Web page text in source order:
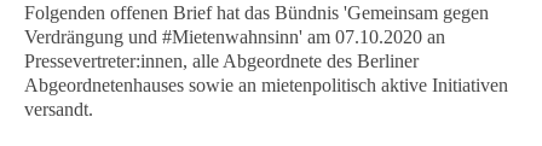
Folgenden offenen Brief hat das Bündnis 'Gemeinsam gegen
Verdrängung und #Mietenwahnsinn' am 07.10.2020 an
Pressevertreter:innen, alle Abgeordnete des Berliner
Abgeordnetenhauses sowie an mietenpolitisch aktive Initiativen
versandt.